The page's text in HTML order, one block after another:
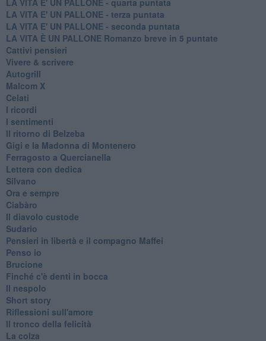
LA VITA E' UN PALLONE - quarta puntata
LA VITA E' UN PALLONE - terza puntata
LA VITA E' UN PALLONE - seconda puntata
LA VITA È UN PALLONE Romanzo breve in 5 puntate
Cattivi pensieri
Vivere & scrivere
Autogrill
Malcom X
Celati
I ricordi
I sentimenti
Il ritorno di Belzeba
Gigi e la Madonna di Montenero
Ferragosto a Quercianella
Lettera con dedica
Silvano
Ora e sempre
Ciabàro
Il diavolo custode
Sudario
Pensieri in libertà e il compagno Maffei
Penso io
Brucione
Finché c'è denti in bocca
Il nespolo
Short story
Riflessioni sull'amore
Il tronco della felicità
La colza